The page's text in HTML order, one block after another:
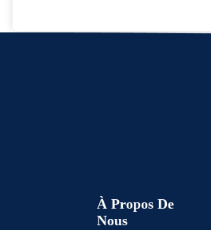
À Propos De
Nous